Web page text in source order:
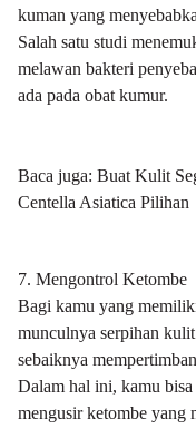
kuman yang
Salah satu studi
melawan bakteri
ada pada obat kumur.
Baca juga: Buat Kulit
Centella Asiatica Pilihan
7. Mengontrol Ketombe
Bagi kamu yang
munculnya serpihan
sebaiknya
Dalam hal ini, kamu
mengusir ketombe yang